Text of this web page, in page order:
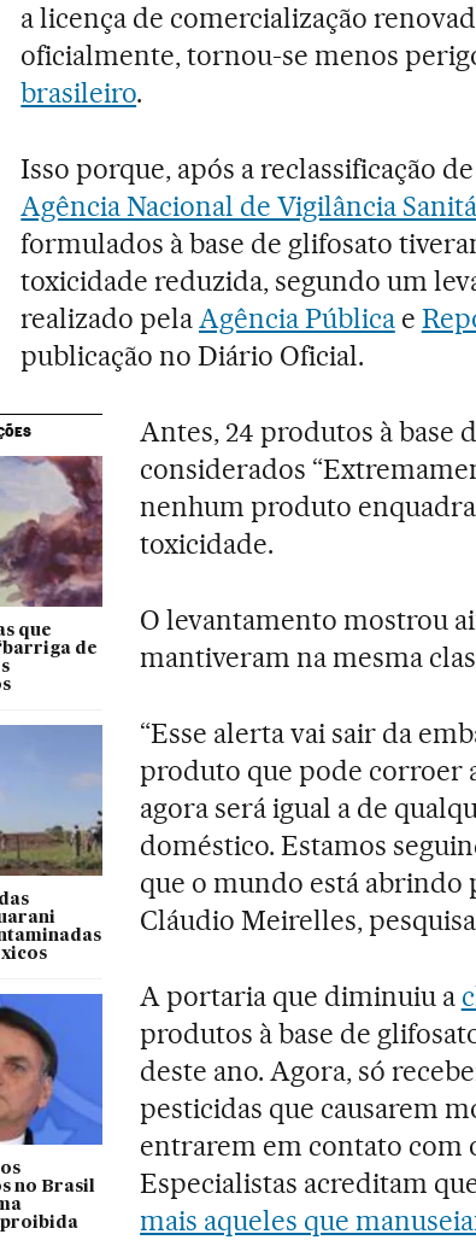
a licença de comercialização
oficialmente, tornou-se menos
brasileiro.
Isso porque, após a reclassificação
Agência Nacional de Vigilância
formulados à base de glifosato
toxicidade reduzida, segundo um
realizado pelaAgência Públicae
publicação no Diário Oficial.
que
de
no Brasil
proibida
Antes, 24 produtos à base
considerados
nenhum produto
toxicidade.
O levantamento mostrou
mantiveram na mesma
“Esse alerta vai sair da
produto que pode corroer
agora será igual a de
doméstico. Estamos
que o mundo está abrindo
Cláudio Meirelles,
A portaria que diminuiu a
produtos à base de
deste ano. Agora, só
pesticidas que causarem
entrarem em contato com
Especialistas acreditam
mais aqueles que